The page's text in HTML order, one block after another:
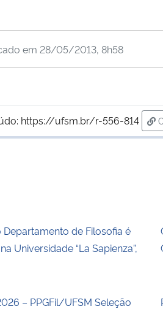
em 28/05/2013, 8h58
https://ufsm.br/r-556-814
de Filosofia é
Universidade “La Sapienza”,
– PPGFil/UFSM Seleção